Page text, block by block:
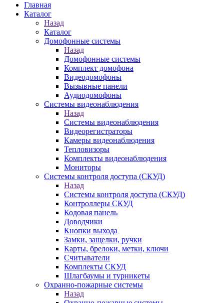
Главная
Каталог
Назад
Каталог
Домофонные системы
Назад
Домофонные системы
Комплект домофона
Видеодомофоны
Вызывные панели
Аудиодомофоны
Системы видеонаблюдения
Назад
Системы видеонаблюдения
Видеорегистраторы
Камеры видеонаблюдения
Тепловизоры
Комплекты видеонаблюдения
Мониторы
Системы контроля доступа (СКУД)
Назад
Системы контроля доступа (СКУД)
Контроллеры СКУД
Кодовая панель
Доводчики
Кнопки выхода
Замки, защелки, ручки
Карты, брелоки, метки, ключи
Считыватели
Комплекты СКУД
Шлагбаумы и турникеты
Охранно-пожарные системы
Назад